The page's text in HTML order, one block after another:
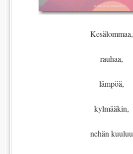
Kesälommaa,
rauhaa,
lämpöä,
kylmääkin,
nehän kuuluu